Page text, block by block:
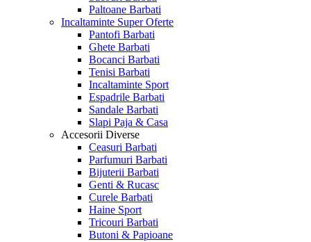
Paltoane Barbati
Incaltaminte Super Oferte
Pantofi Barbati
Ghete Barbati
Bocanci Barbati
Tenisi Barbati
Incaltaminte Sport
Espadrile Barbati
Sandale Barbati
Slapi Paja & Casa
Accesorii Diverse
Ceasuri Barbati
Parfumuri Barbati
Bijuterii Barbati
Genti & Rucasc
Curele Barbati
Haine Sport
Tricouri Barbati
Butoni & Papioane